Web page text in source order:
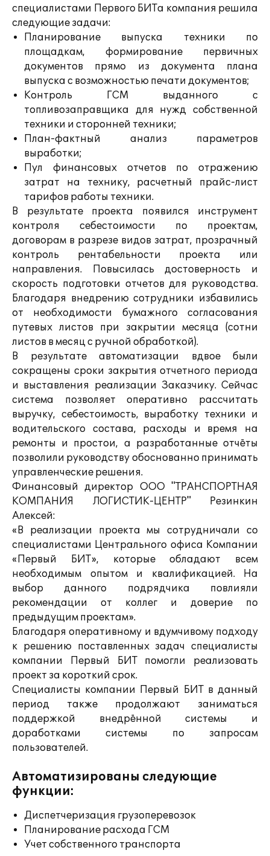
специалистами Первого БИТа компания решила
следующие задачи:
Планирование выпуска техники по
площадкам, формирование первичных
документов прямо из документа плана
выпуска с возможностью печати документов;
Контроль ГСМ выданного с
топливозаправщика для нужд собственной
техники и сторонней техники;
План-фактный анализ параметров
выработки;
Пул финансовых отчетов по отражению
затрат на технику, расчетный прайс-лист
тарифов работы техники.
В результате проекта появился инструмент
контроля себестоимости по проектам,
договорам в разрезе видов затрат, прозрачный
контроль рентабельности проекта или
направления. Повысилась достоверность и
скорость подготовки отчетов для руководства.
Благодаря внедрению сотрудники избавились
от необходимости бумажного согласования
путевых листов при закрытии месяца (сотни
листов в месяц с ручной обработкой).
В результате автоматизации вдвое были
сокращены сроки закрытия отчетного периода
и выставления реализации Заказчику. Сейчас
система позволяет оперативно рассчитать
выручку, себестоимость, выработку техники и
водительского состава, расходы и время на
ремонты и простои, а разработанные отчёты
позволили руководству обоснованно принимать
управленческие решения.
Финансовый директор ООО "ТРАНСПОРТНАЯ
КОМПАНИЯ ЛОГИСТИК-ЦЕНТР" Резинкин
Алексей:
«В реализации проекта мы сотрудничали со
специалистами Центрального офиса Компании
«Первый БИТ», которые обладают всем
необходимым опытом и квалификацией. На
выбор данного подрядчика повлияли
рекомендации от коллег и доверие по
предыдущим проектам».
Благодаря оперативному и вдумчивому подходу
к решению поставленных задач специалисты
компании Первый БИТ помогли реализовать
проект за короткий срок.
Специалисты компании Первый БИТ в данный
период также продолжают заниматься
поддержкой внедрённой системы и
доработками системы по запросам
пользователей.
Автоматизированы следующие
функции:
Диспетчеризация грузоперевозок
Планирование расхода ГСМ
Учет собственного транспорта